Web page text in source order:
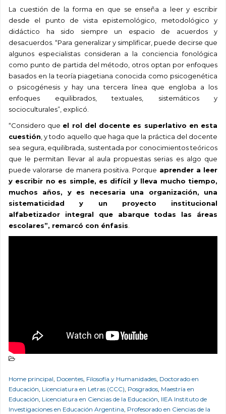
La cuestión de la forma en que se enseña a leer y escribir
desde el punto de vista epistemológico, metodológico y
didáctico ha sido siempre un espacio de acuerdos y
desacuerdos. “Para generalizar y simplificar, puede decirse que
algunos especialistas consideran a la conciencia fonológica
como punto de partida del método, otros optan por enfoques
basados en la teoría piagetiana conocida como psicogenética
o psicogénesis y hay una tercera línea que engloba a los
enfoques equilibrados, textuales, sistemáticos y
socioculturales”, explicó.
“Considero que el rol del docente es superlativo en esta
cuestión, y todo aquello que haga que la práctica del docente
sea segura, equilibrada, sustentada por conocimientos teóricos
que le permitan llevar al aula propuestas serias es algo que
puede valorarse de manera positiva. Porque aprender a leer
y escribir no es simple, es difícil y lleva mucho tiempo,
muchos años, y es necesaria una organización, una
sistematicidad y un proyecto institucional
alfabetizador integral que abarque todas las áreas
escolares”, remarcó con énfasis.
Home principal, Docentes, Filosofía y Humanidades, Doctorado en
Educación, Licenciatura en Letras (CCC), Posgrados, Maestría en
Educación, Licenciatura en Ciencias de la Educación, IIEA Instituto de
Investigaciones en Educación Argentina, Profesorado en Ciencias de la